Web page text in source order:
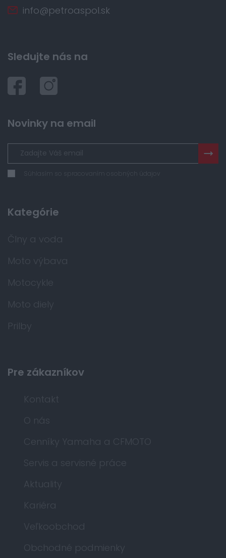
info@petroaspol.sk
Sledujte nás na
Novinky na email
Súhlasím so spracovaním osobných údajov
Kategórie
Člny a voda
Moto výbava
Motocykle
Moto diely
Prilby
Pre zákazníkov
Kontakt
O nás
Cenníky Yamaha a CFMOTO
Servis a servisné práce
Aktuality
Kariéra
Veľkoobchod
Obchodné podmienky